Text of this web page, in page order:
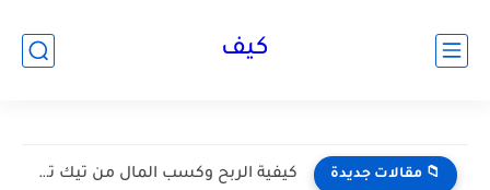
كيف
📁 مقالات جديدة كيفية الربح وكسب المال من تيك توك Tik Tok 2026...